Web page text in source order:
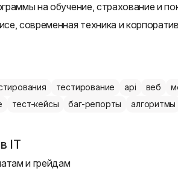
на обучение, страхование и
современная техника и
тестирование api веб
тест-кейсы баг-репорты алгоритмы
IT
и грейдам